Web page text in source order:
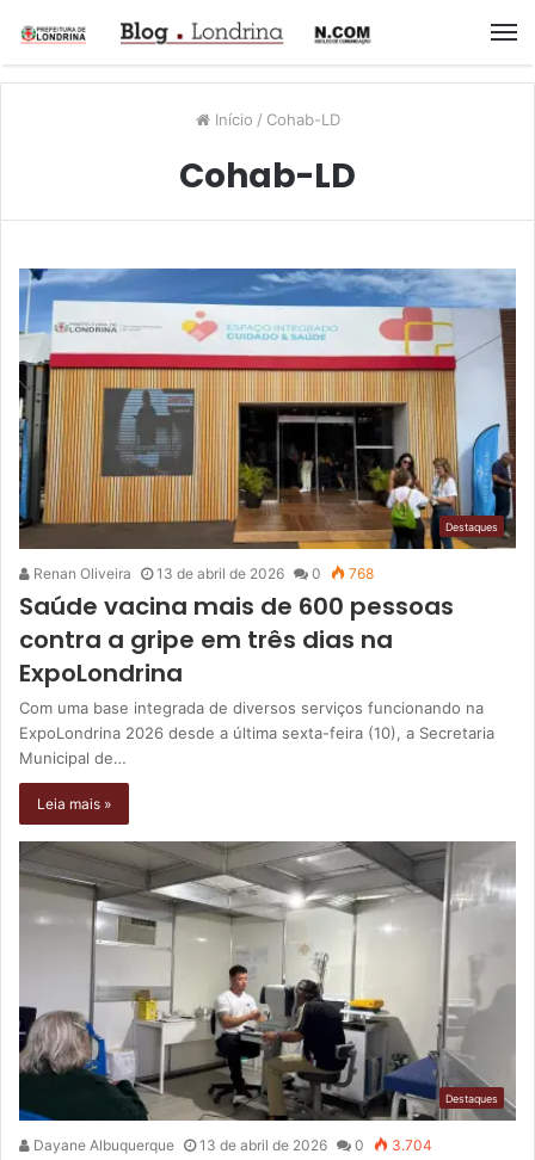
Início / Cohab-LD
Cohab-LD
Destaques
Renan Oliveira 13 de abril de 2026 0 768
Saúde vacina mais de 600 pessoas
contra a gripe em três dias na
ExpoLondrina
Com uma base integrada de diversos serviços funcionando na
ExpoLondrina 2026 desde a última sexta-feira (10), a Secretaria
Municipal de…
Leia mais »
Destaques
Dayane Albuquerque 13 de abril de 2026 0 3.704